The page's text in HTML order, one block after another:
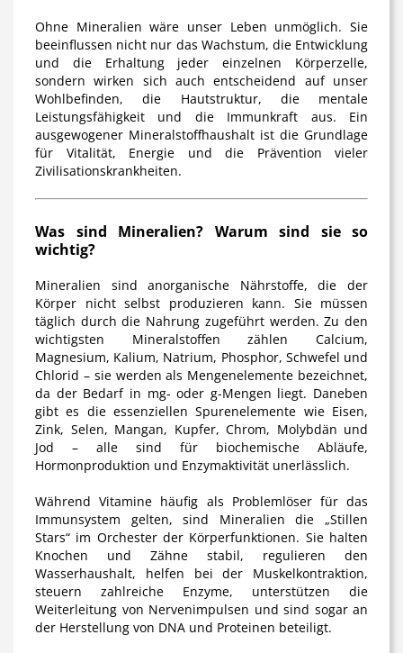
Ohne Mineralien wäre unser Leben unmöglich. Sie
beeinflussen nicht nur das Wachstum, die Entwicklung
und die Erhaltung jeder einzelnen Körperzelle,
sondern wirken sich auch entscheidend auf unser
Wohlbefinden, die Hautstruktur, die mentale
Leistungsfähigkeit und die Immunkraft aus. Ein
ausgewogener Mineralstoffhaushalt ist die Grundlage
für Vitalität, Energie und die Prävention vieler
Zivilisationskrankheiten.
Was sind Mineralien? Warum sind sie so
wichtig?
Mineralien sind anorganische Nährstoffe, die der
Körper nicht selbst produzieren kann. Sie müssen
täglich durch die Nahrung zugeführt werden. Zu den
wichtigsten Mineralstoffen zählen Calcium,
Magnesium, Kalium, Natrium, Phosphor, Schwefel und
Chlorid – sie werden als Mengenelemente bezeichnet,
da der Bedarf in mg- oder g-Mengen liegt. Daneben
gibt es die essenziellen Spurenelemente wie Eisen,
Zink, Selen, Mangan, Kupfer, Chrom, Molybdän und
Jod – alle sind für biochemische Abläufe,
Hormonproduktion und Enzymaktivität unerlässlich.
Während Vitamine häufig als Problemlöser für das
Immunsystem gelten, sind Mineralien die „Stillen
Stars“ im Orchester der Körperfunktionen. Sie halten
Knochen und Zähne stabil, regulieren den
Wasserhaushalt, helfen bei der Muskelkontraktion,
steuern zahlreiche Enzyme, unterstützen die
Weiterleitung von Nervenimpulsen und sind sogar an
der Herstellung von DNA und Proteinen beteiligt.